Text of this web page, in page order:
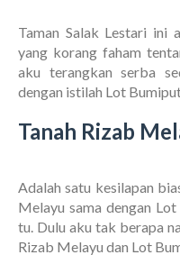
Taman Salak Lestari ini
yang korang faham
aku terangkan serba
dengan istilah Lot
Tanah Rizab
Adalah satu kesilapan
Melayu sama dengan
tu. Dulu aku tak berapa
Rizab Melayu dan Lot